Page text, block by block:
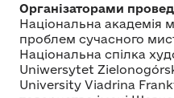
Організаторами
Національна академія
проблем сучасного
Національна спілка
Uniwersytet
University Viadrina